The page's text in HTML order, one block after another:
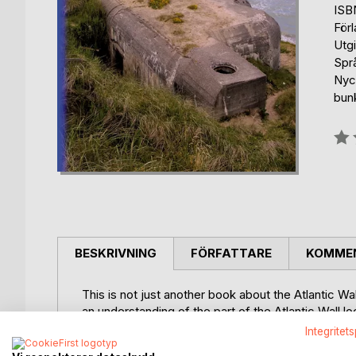
BESKRIVNING
This is not just another book about the Atlantic
an understanding of the part of the Atlantic Wall
Peninsula. How did the Wall fit in with the
different alternatives the Allies had for an
FÖRFATTARE